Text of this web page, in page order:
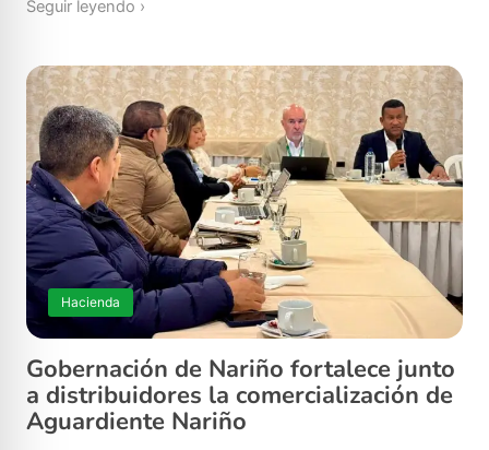
Seguir leyendo ›
Hacienda
Gobernación de Nariño fortalece junto
a distribuidores la comercialización de
Aguardiente Nariño